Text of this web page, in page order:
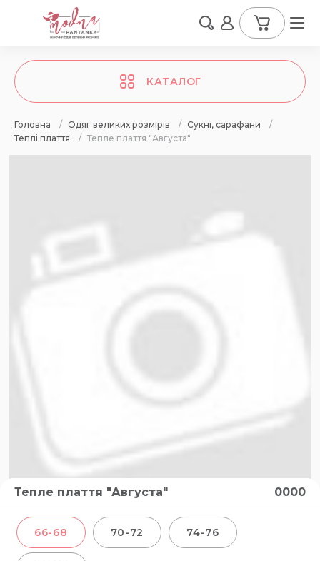
КАТАЛОГ
Головна / Одяг великих розмірів / Сукні, сарафани
/
Теплі плаття
/ Тепле плаття "Августа"
Тепле плаття "Августа" 0000
66-68 70-72 74-76